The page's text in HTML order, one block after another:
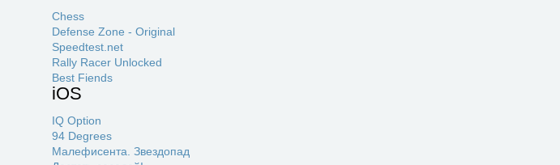
Chess
Defense Zone - Original
Speedtest.net
Rally Racer Unlocked
Best Fiends
iOS
IQ Option
94 Degrees
Малефисента. Звездопад